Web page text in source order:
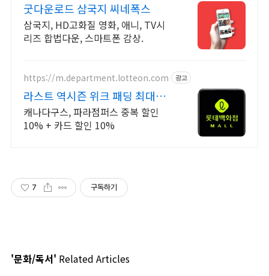
굿다운로드 삼국지 씨네폭스
삼국지, HD고화질 영화, 애니, TV시
리즈 합법다운, 스마트폰 감상.
https://m.department.lotteon.com 광고
라스트 역시즌 위크 패딩 최대
74% 할인
캐나다구스, 파라점퍼스 중복 할인
10% + 카드 할인 10%
7 구독하기
'문화/독서' Related Articles